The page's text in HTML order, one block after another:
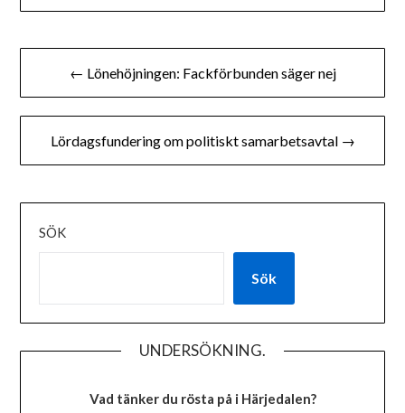
Inläggsnavigering
← Lönehöjningen: Fackförbunden säger nej
Lördagsfundering om politiskt samarbetsavtal →
SÖK
Sök
UNDERSÖKNING.
Vad tänker du rösta på i Härjedalen?